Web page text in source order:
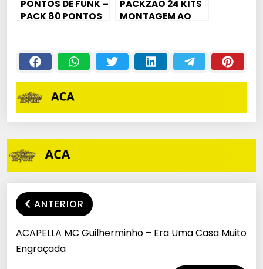
PONTOS DE FUNK –
PACK 80 PONTOS
AGENS
PACKZÃO 24 KITS
MONTAGEM AO
ACAPELLAS ,
PONTOS]
ANTERIOR
ACAPELLA MC Guilherminho – Era Uma Casa Muito
Engraçada